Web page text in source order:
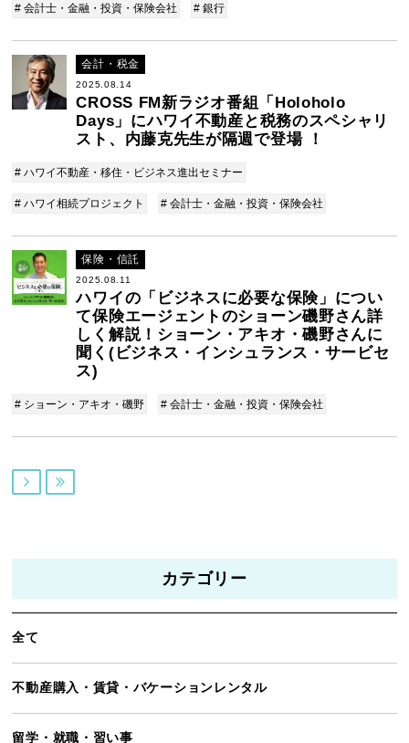
# 会計士・金融・投資・保険会社 # 銀行
会計・税金
2025.08.14
CROSS FM新ラジオ番組「Holoholo
Days」にハワイ不動産と税務のスペシャリ
スト、内藤克先生が隔週で登場 ！
# ハワイ不動産・移住・ビジネス進出セミナー
# ハワイ相続プロジェクト # 会計士・金融・投資・保険会社
保険・信託
2025.08.11
ハワイの「ビジネスに必要な保険」につい
て保険エージェントのショーン磯野さん詳
しく解説！ショーン・アキオ・磯野さんに
聞く(ビジネス・インシュランス・サービセ
ス)
# ショーン・アキオ・磯野 # 会計士・金融・投資・保険会社
 
カテゴリー
全て
不動産購入・賃貸・バケーションレンタル
留学・就職・習い事